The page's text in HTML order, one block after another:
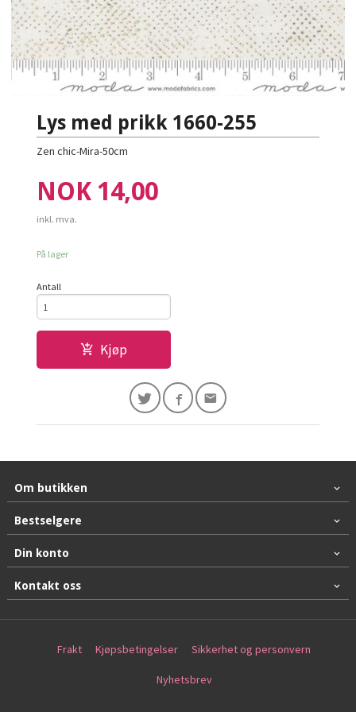
Lys med prikk 1660-255
Zen chic-Mira-50cm
Pris
NOK 14,00
inkl. mva.
På lager
Antall
Kjøp
Om butikken
Bestselgere
Din konto
Kontakt oss
Frakt Kjøpsbetingelser Sikkerhet og personvern
Nyhetsbrev